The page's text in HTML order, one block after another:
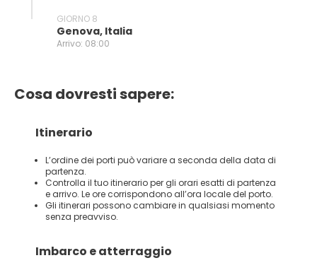
GIORNO 8
Genova, Italia
Arrivo: 08:00
Cosa dovresti sapere:
Itinerario
L’ordine dei porti può variare a seconda della data di
partenza.
Controlla il tuo itinerario per gli orari esatti di partenza
e arrivo. Le ore corrispondono all’ora locale del porto.
Gli itinerari possono cambiare in qualsiasi momento
senza preavviso.
Imbarco e atterraggio